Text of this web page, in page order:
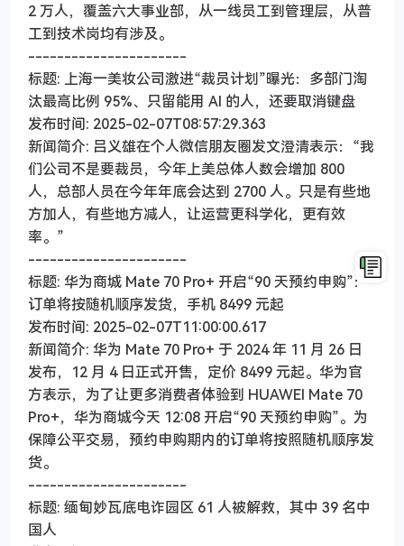
2 万人，覆盖六大事业部，从一线员工到管理层，从普
工到技术岗均有涉及。
----------------------
标题: 上海一美妆公司激进“裁员计划”曝光：多部门淘
汰最高比例 95%、只留能用 AI 的人，还要取消键盘
发布时间: 2025-02-07T08:57:29.363
新闻简介: 吕义雄在个人微信朋友圈发文澄清表示：“我
们公司不是要裁员，今年上美总体人数会增加 800
人，总部人员在今年年底会达到 2700 人。只是有些地
方加人，有些地方减人，让运营更科学化，更有效
率。”
----------------------
标题: 华为商城 Mate 70 Pro+ 开启“90 天预约申购”：
订单将按随机顺序发货，手机 8499 元起
发布时间: 2025-02-07T11:00:00.617
新闻简介: 华为 Mate 70 Pro+ 于 2024 年 11 月 26 日
发布，12 月 4 日正式开售，定价 8499 元起。华为官
方表示，为了让更多消费者体验到 HUAWEI Mate 70
Pro+，华为商城今天 12:08 开启“90 天预约申购”。为
保障公平交易，预约申购期内的订单将按照随机顺序发
货。
----------------------
标题: 缅甸妙瓦底电诈园区 61 人被解救，其中 39 名中
国人